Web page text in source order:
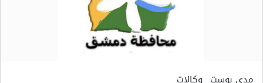
مدى بوست_ وكالات